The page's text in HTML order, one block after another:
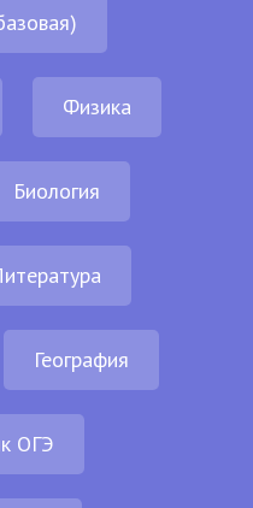
Физика
Биология
География
ОГЭ